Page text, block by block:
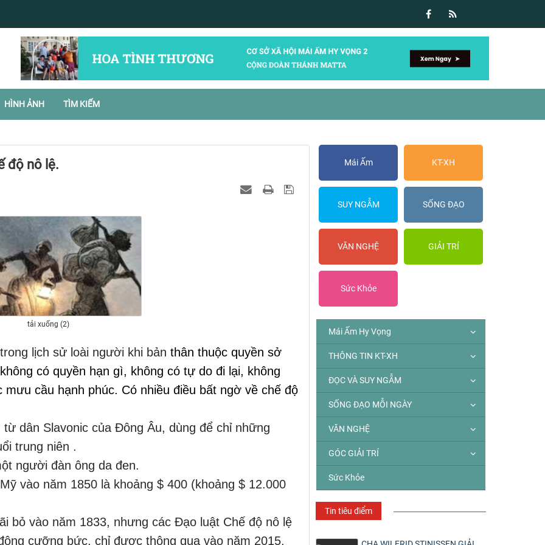
HÌNH ẢNH TÌM KIẾM
độ nô lệ.
tải xuống (2)
lịch sử loài người khi bản thân thuộc quyền sở
có quyền hạn gì, không có tự do đi lại, không
cầu hạnh phúc. Có nhiều điều bất ngờ về chế độ
dân Slavonic của Đông Âu, dùng để chỉ những
trung niên .
người đàn ông da đen.
vào năm 1850 là khoảng $ 400 (khoảng $ 12.000
bỏ vào năm 1833, nhưng các Đạo luật Chế độ nô lệ
cưỡng bức, chỉ được thông qua vào năm 2015.
Mái Ấm KT-XH
SUY NGẪM SỐNG ĐẠO
VĂN NGHỆ GIẢI TRÍ
Sức Khỏe
Mái Ấm Hy Vọng
THÔNG TIN KT-XH
ĐỌC VÀ SUY NGẪM
SỐNG ĐẠO MỖI NGÀY
VĂN NGHỆ
GÓC GIẢI TRÍ
Sức Khỏe
Tin tiêu điểm